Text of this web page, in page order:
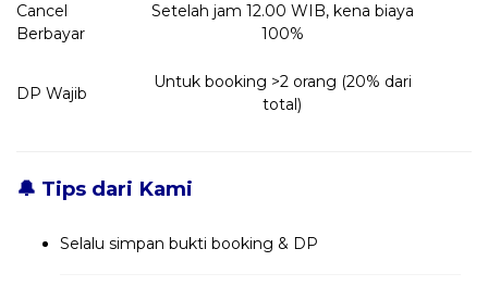
Cancel
Berbayar
Setelah jam 12.00 WIB, kena biaya
100%
DP Wajib
Untuk booking >2 orang (20% dari
total)
🔔 Tips dari Kami
Selalu simpan bukti booking & DP